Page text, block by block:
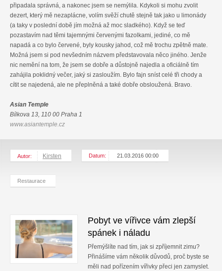
připadala správná, a nakonec jsem se nemýlila. Kdykoli si mohu zvolit
dezert, který mě nezaplácne, volím svěží chutě stejně tak jako u limonády
(a taky v poslední době jím možná až moc sladkého). Když se teď
pozastavím nad těmi tajemnými červenými fazolkami, jediné, co mě
napadá a co bylo červené, byly kousky jahod, což mě trochu zpětně mate.
Možná jsem si pod nevšedním názvem představovala něco jiného. Jenže
nic nemění na tom, že jsem se dobře a důstojně najedla a oficiálně tím
zahájila poklidný večer, jaký si zasloužím. Bylo fajn sníst celé tři chody a
cítit se najedená, ale ne přeplněná a také dobře obsloužená. Bravo.
Asian Temple
Bílkova 13, 110 00 Praha 1
www.asiantemple.cz
Autor: Kirsten Datum: 21.03.2016 00:00
Restaurace
Pobyt ve vířivce vám zlepší
spánek i náladu
Přemýšlíte nad tím, jak si zpříjemnit zimu?
Přinášíme vám několik důvodů, proč byste se
měli nad pořízením vířivky přeci jen zamyslet.